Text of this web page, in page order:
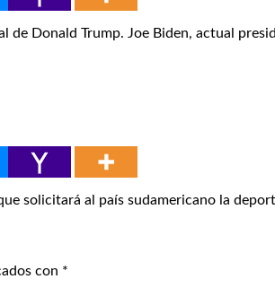
Donald Trump. Joe Biden, actual
solicitará al país sudamericano la
con *